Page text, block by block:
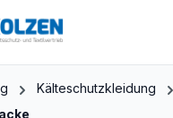
springen
Kälteschutzkleidung